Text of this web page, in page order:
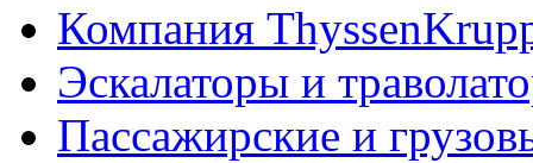
Компания
Эскалаторы и
Пассажирские и